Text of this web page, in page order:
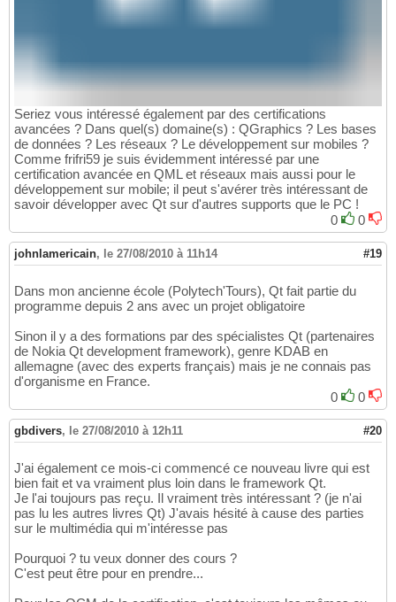
Seriez vous intéressé également par des certifications
avancées ? Dans quel(s) domaine(s) : QGraphics ? Les bases
de données ? Les réseaux ? Le développement sur mobiles ?
Comme frifri59 je suis évidemment intéressé par une
certification avancée en QML et réseaux mais aussi pour le
développement sur mobile; il peut s'avérer très intéressant de
savoir développer avec Qt sur d'autres supports que le PC !
0
0
johnlamericain, le 27/08/2010 à 11h14 #19
Dans mon ancienne école (Polytech'Tours), Qt fait partie du
programme depuis 2 ans avec un projet obligatoire
Sinon il y a des formations par des spécialistes Qt (partenaires
de Nokia Qt development framework), genre KDAB en
allemagne (avec des experts français) mais je ne connais pas
d'organisme en France.
0
0
gbdivers, le 27/08/2010 à 12h11 #20
J'ai également ce mois-ci commencé ce nouveau livre qui est
bien fait et va vraiment plus loin dans le framework Qt.
Je l'ai toujours pas reçu. Il vraiment très intéressant ? (je n'ai
pas lu les autres livres Qt) J'avais hésité à cause des parties
sur le multimédia qui m'intéresse pas
Pourquoi ? tu veux donner des cours ?
C'est peut être pour en prendre...